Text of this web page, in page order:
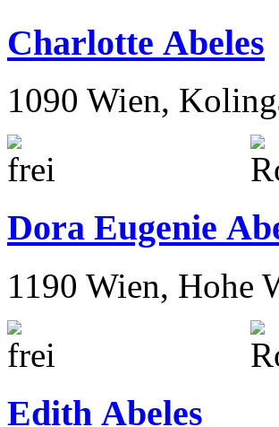
1020 Wien,
Charlotte Abeles
1090 Wien,
Dora Eugenie
1190 Wien, Hohe